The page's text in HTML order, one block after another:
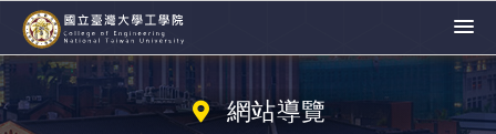
網站導覽